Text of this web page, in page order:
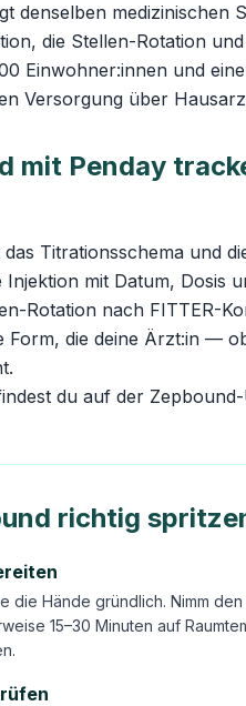
denselben medizinischen
die Stellen-Rotation
Einwohner:innen und
Versorgung über
mit Penday
Titrationsschema und
Injektion mit Datum, Dosis
Rotation nach FITTER-
Form, die deine Ärzt:in —
du auf der
richtig
die Hände gründlich. Nimm
15–30 Minuten auf